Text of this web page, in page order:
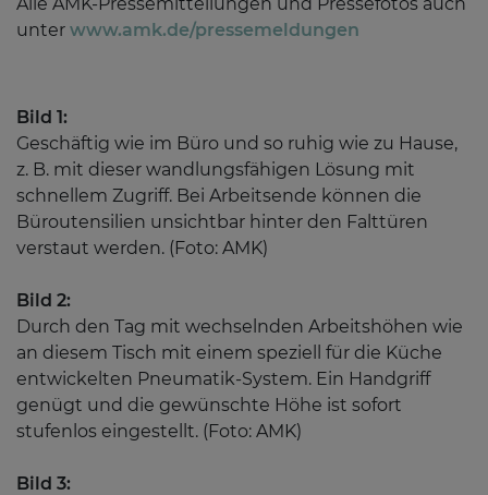
unter www.amk.de/pressemeldungen
Bild 1:
Geschäftig wie im Büro und so ruhig wie zu Hause,
z. B. mit dieser wandlungsfähigen Lösung mit
schnellem Zugriff. Bei Arbeitsende können die
Büroutensilien unsichtbar hinter den Falttüren
verstaut werden. (Foto: AMK)
Bild 2:
Durch den Tag mit wechselnden Arbeitshöhen wie
an diesem Tisch mit einem speziell für die Küche
entwickelten Pneumatik-System. Ein Handgriff
genügt und die gewünschte Höhe ist sofort
stufenlos eingestellt. (Foto: AMK)
Bild 3: